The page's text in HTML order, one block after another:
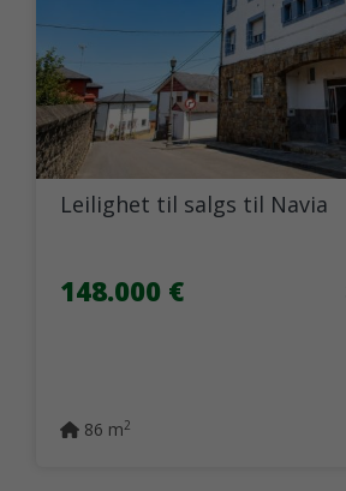
Leilighet til salgs til Navia
148.000 €
86 m2